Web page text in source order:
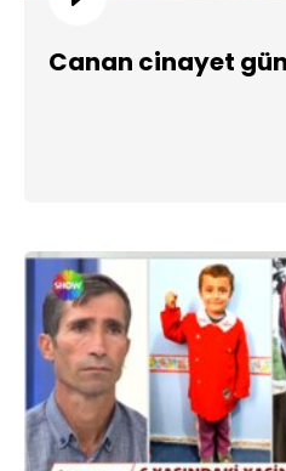
Canan cinayet